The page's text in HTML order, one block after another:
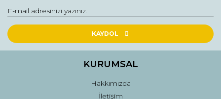
Ürün resmi kalitesiz, bozuk veya görüntülenemiyor.
Ürün açıklamasında eksik bilgiler bulunuyor.
Ürün fiyatı diğer sitelerden daha pahalı.
KAYDOL
KURUMSAL
Hakkımızda
İletişim